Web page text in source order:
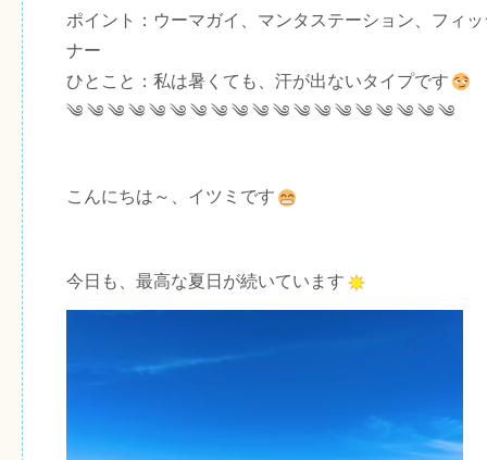
ポイント：ウーマガイ、マンタステーション、フィ
ナー
ひとこと：私は暑くても、汗が出ないタイプです
༄ ༄ ༄ ༄ ༄ ༄ ༄ ༄ ༄ ༄ ༄ ༄ ༄ ༄ ༄ ༄ ༄ ༄ ༄
こんにちは～、イツミです
今日も、最高な夏日が続いています